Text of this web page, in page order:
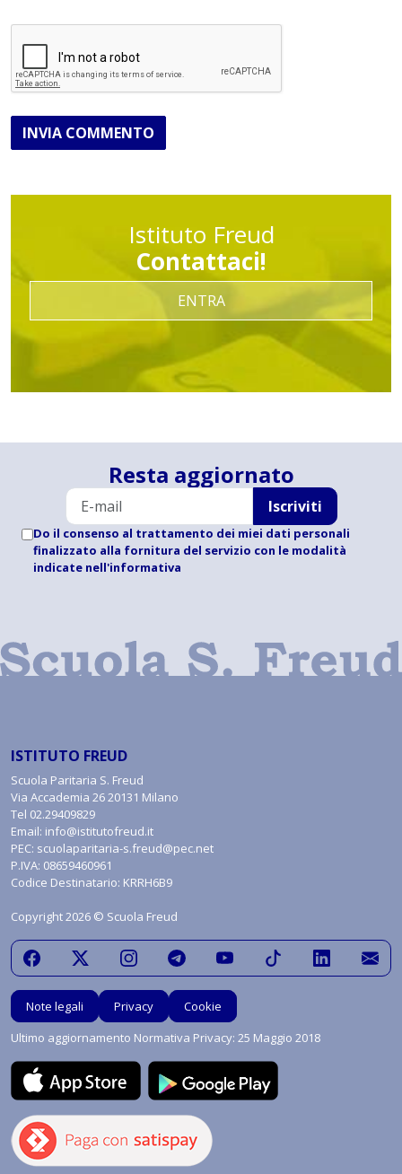
INVIA COMMENTO
Istituto Freud
Contattaci!
ENTRA
Resta aggiornato
Iscriviti
Do il consenso al trattamento dei miei dati personali
finalizzato alla fornitura del servizio con le modalità
indicate nell'informativa
ISTITUTO FREUD
Scuola Paritaria S. Freud
Via Accademia 26 20131 Milano
Tel 02.29409829
Email: info@istitutofreud.it
PEC: scuolaparitaria-s.freud@pec.net
P.IVA: 08659460961
Codice Destinatario: KRRH6B9
Copyright 2026 © Scuola Freud
Note legali Privacy
Cookie
Ultimo aggiornamento Normativa Privacy: 25 Maggio 2018